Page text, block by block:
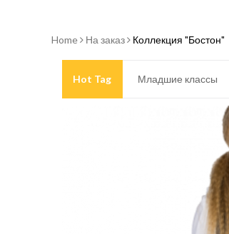
Home На заказ Коллекция "Бостон"
Hot Tag Младшие классы